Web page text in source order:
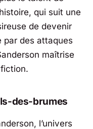
qui suit une
de devenir
par des attaques
maîtrise
des-brumes
l’univers